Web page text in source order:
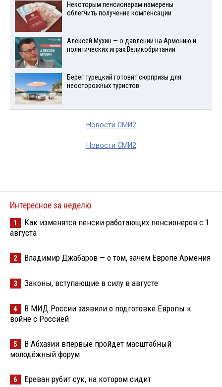
Некоторым пенсионерам намерены
облегчить получение компенсации
Алексей Мухин — о давлении на Армению и
политических играх Великобритании
Берег турецкий готовит сюрпризы для
неосторожных туристов
Новости СМИ2
Новости СМИ2
Интересное за неделю
1
Как изменятся пенсии работающих пенсионеров с 1
августа
2 Владимир Джабаров — о том, зачем Европе Армения
3 Законы, вступающие в силу в августе
4
В МИД России заявили о подготовке Европы к
войне с Россией
5
В Абхазии впервые пройдёт масштабный
молодёжный форум
6 Ереван рубит сук, на котором сидит